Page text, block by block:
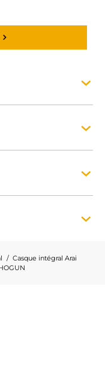
Casque intégral Arai